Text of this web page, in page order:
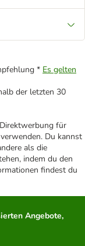
* Es gelten
der letzten 30
für
Du kannst
als die
indem du den
findest du
Angebote,